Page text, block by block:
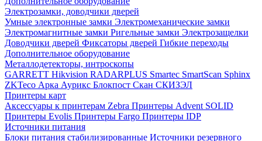
Электрозамки, доводчики дверей
Умные электронные замки Электромеханические замки
Электромагнитные замки Ригельные замки Электрозащелки
Доводчики дверей Фиксаторы дверей Гибкие переходы
Дополнительное оборудование
Металлодетекторы, интроскопы
GARRETT Hikvision RADARPLUS Smartec SmartScan Sphinx
ZKTeco Арка Аурикс Блокпост Скан СКИЗЭЛ
Принтеры карт
Аксессуары к принтерам Zebra Принтеры Advent SOLID
Принтеры Evolis Принтеры Fargo Принтеры IDP
Источники питания
Блоки питания стабилизированные Источники резервного